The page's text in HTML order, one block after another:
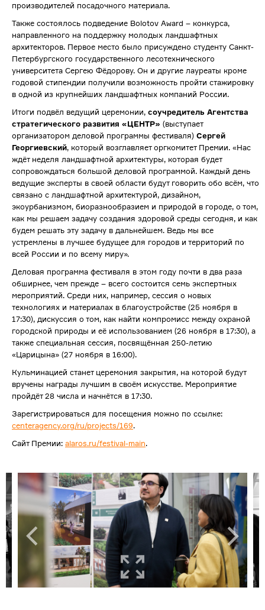
производителей посадочного материала.
Также состоялось подведение Bolotov Award – конкурса,
направленного на поддержку молодых ландшафтных
архитекторов. Первое место было присуждено студенту Санкт-
Петербургского государственного лесотехнического
университета Сергею Фёдорову. Он и другие лауреаты кроме
годовой стипендии получили возможность пройти стажировку
в одной из крупнейших ландшафтных компаний России.
Итоги подвёл ведущий церемонии, соучредитель Агентства
стратегического развития «ЦЕНТР» (выступает
организатором деловой программы фестиваля) Сергей
Георгиевский, который возглавляет оргкомитет Премии. «Нас
ждёт неделя ландшафтной архитектуры, которая будет
сопровождаться большой деловой программой. Каждый день
ведущие эксперты в своей области будут говорить обо всём, что
связано с ландшафтной архитектурой, дизайном,
экоурбанизмом, биоразнообразием и природой в городе, о том,
как мы решаем задачу создания здоровой среды сегодня, и как
будем решать эту задачу в дальнейшем. Ведь мы все
устремлены в лучшее будущее для городов и территорий по
всей России и по всему миру».
Деловая программа фестиваля в этом году почти в два раза
обширнее, чем прежде – всего состоится семь экспертных
мероприятий. Среди них, например, сессия о новых
технологиях и материалах в благоустройстве (25 ноября в
17:30), дискуссия о том, как найти компромисс между охраной
городской природы и её использованием (26 ноября в 17:30), а
также специальная сессия, посвящённая 250-летию
«Царицына» (27 ноября в 16:00).
Кульминацией станет церемония закрытия, на которой будут
вручены награды лучшим в своём искусстве. Мероприятие
пройдёт 28 числа и начнётся в 17:30.
Зарегистрироваться для посещения можно по ссылке:
centeragency.org/ru/projects/169.
Сайт Премии: alaros.ru/festival-main.